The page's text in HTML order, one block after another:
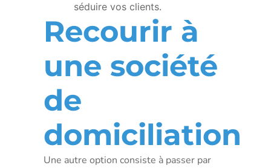
séduire vos clients.
Recourir à
une société
de
domiciliation
Une autre option consiste à passer par